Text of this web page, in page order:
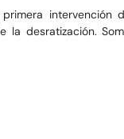
intervención
la desratización.